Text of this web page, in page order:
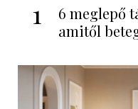
1
6 meglepő
amitől